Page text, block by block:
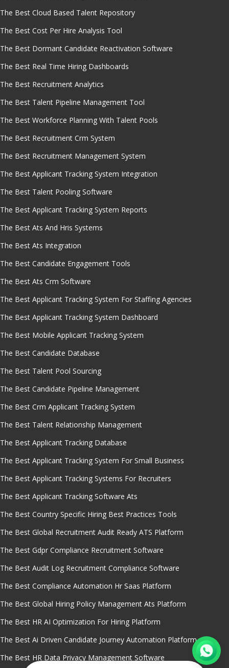
The Best Cloud Based Talent Repository
The Best Cost Per Hire Analysis Tool
The Best Dormant Candidate Reactivation Software
The Best Real Time Hiring Dashboards
The Best Recruitment Analytics
The Best Talent Pipeline Management Tool
The Best Workforce Planning With Talent Pools
The Best Recruitment Crm System
The Best Recruitment Management System
The Best Applicant Tracking System Integration
The Best Talent Pooling Software
The Best Applicant Tracking System Reports
The Best Ats And Hris Systems
The Best Ats Integration
The Best Candidate Engagement Tools
The Best Ats Crm Software
The Best Applicant Tracking System For Staffing Agencies
The Best Applicant Tracking System Dashboard
The Best Mobile Applicant Tracking System
The Best Candidate Database
The Best Talent Pool Sourcing
The Best Candidate Pipeline Management
The Best Crm Applicant Tracking System
The Best Talent Relationship Management
The Best Applicant Tracking Database
The Best Applicant Tracking System For Small Business
The Best Applicant Tracking Systems For Recruiters
The Best Applicant Tracking Software Ats
The Best Country Specific Hiring Best Practices Tools
The Best Global Recruitment Audit Ready ATS Platform
The Best Gdpr Compliance Recruitment Software
The Best Audit Log Recruitment Compliance Software
The Best Compliance Automation Hr Saas Platform
The Best Global Hiring Policy Management Ats Platform
The Best HR AI Optimization For Hiring Platform
The Best Ai Driven Candidate Journey Automation Platform
The Best HR Data Privacy Management Software